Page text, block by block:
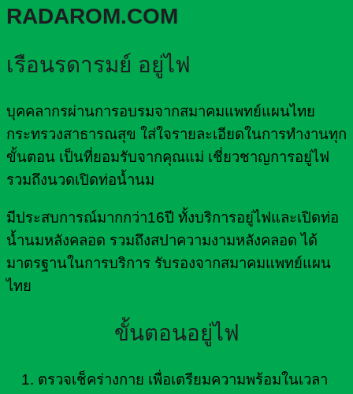
RADAROM.COM
เรือนรดารมย์ อยู่ไฟ
บุคคลากรผ่านการอบรมจากสมาคมแพทย์แผนไทย
กระทรวงสาธารณสุข ใส่ใจรายละเอียดในการทำงานทุก
ขั้นตอน เป็นที่ยอมรับจากคุณแม่ เชี่ยวชาญการอยู่ไฟ
รวมถึงนวดเปิดท่อน้ำนม
มีประสบการณ์มากกว่า16ปี ทั้งบริการอยู่ไฟและเปิดท่อ
น้ำนมหลังคลอด รวมถึงสปาความงามหลังคลอด ได้
มาตรฐานในการบริการ รับรองจากสมาคมแพทย์แผน
ไทย
ขั้นตอนอยู่ไฟ
ตรวจเช็คร่างกาย เพื่อเตรียมความพร้อมในเวลา